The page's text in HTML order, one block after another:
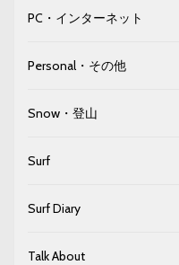
PC・インターネット
Personal・その他
Snow・登山
Surf
Surf Diary
Talk About